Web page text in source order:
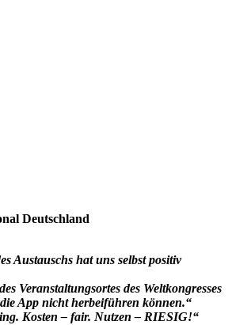
Deutschland
Austauschs hat uns selbst positiv
Veranstaltungsortes des Weltkongresses
App nicht herbeiführen können.“
Kosten – fair. Nutzen – RIESIG!“